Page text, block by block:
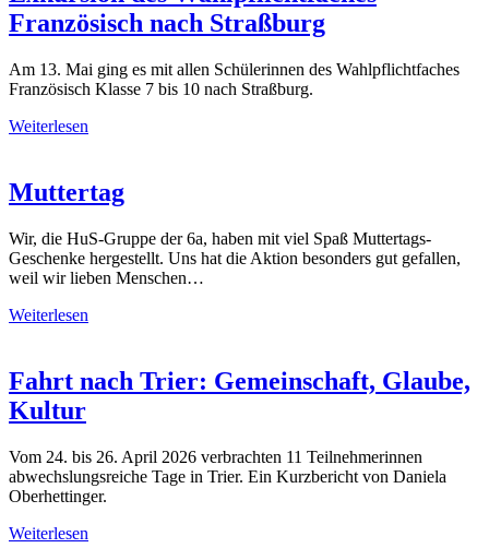
Französisch nach Straßburg
Am 13. Mai ging es mit allen Schülerinnen des Wahlpflichtfaches
Französisch Klasse 7 bis 10 nach Straßburg.
Weiterlesen
Muttertag
Wir, die HuS-Gruppe der 6a, haben mit viel Spaß Muttertags-
Geschenke hergestellt. Uns hat die Aktion besonders gut gefallen,
weil wir lieben Menschen…
Weiterlesen
Fahrt nach Trier: Gemeinschaft, Glaube,
Kultur
Vom 24. bis 26. April 2026 verbrachten 11 Teilnehmerinnen
abwechslungsreiche Tage in Trier. Ein Kurzbericht von Daniela
Oberhettinger.
Weiterlesen